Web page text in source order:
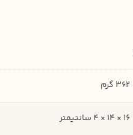
362 گرم
16 × 14 × 4 سانتیمتر